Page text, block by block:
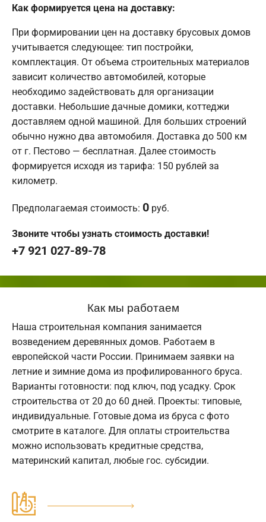
Как формируется цена на доставку:
При формировании цен на доставку брусовых домов
учитывается следующее: тип постройки,
комплектация. От объема строительных материалов
зависит количество автомобилей, которые
необходимо задействовать для организации
доставки. Небольшие дачные домики, коттеджи
доставляем одной машиной. Для больших строений
обычно нужно два автомобиля. Доставка до 500 км
от г. Пестово — бесплатная. Далее стоимость
формируется исходя из тарифа: 150 рублей за
километр.
Предполагаемая стоимость: 0 руб.
Звоните чтобы узнать стоимость доставки!
+7 921 027-89-78
Как мы работаем
Наша строительная компания занимается
возведением деревянных домов. Работаем в
европейской части России. Принимаем заявки на
летние и зимние дома из профилированного бруса.
Варианты готовности: под ключ, под усадку. Срок
строительства от 20 до 60 дней. Проекты: типовые,
индивидуальные. Готовые дома из бруса с фото
смотрите в каталоге. Для оплаты строительства
можно использовать кредитные средства,
материнский капитал, любые гос. субсидии.